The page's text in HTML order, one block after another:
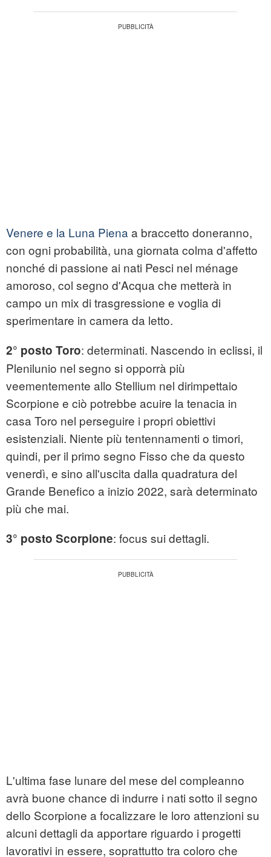
Venere e la Luna Piena a braccetto doneranno,
con ogni probabilità, una giornata colma d'affetto
nonché di passione ai nati Pesci nel ménage
amoroso, col segno d'Acqua che metterà in
campo un mix di trasgressione e voglia di
sperimentare in camera da letto.
2° posto Toro: determinati. Nascendo in eclissi, il
Plenilunio nel segno si opporrà più
veementemente allo Stellium nel dirimpettaio
Scorpione e ciò potrebbe acuire la tenacia in
casa Toro nel perseguire i propri obiettivi
esistenziali. Niente più tentennamenti o timori,
quindi, per il primo segno Fisso che da questo
venerdì, e sino all'uscita dalla quadratura del
Grande Benefico a inizio 2022, sarà determinato
più che mai.
3° posto Scorpione: focus sui dettagli.
L'ultima fase lunare del mese del compleanno
avrà buone chance di indurre i nati sotto il segno
dello Scorpione a focalizzare le loro attenzioni su
alcuni dettagli da apportare riguardo i progetti
lavorativi in essere, soprattutto tra coloro che